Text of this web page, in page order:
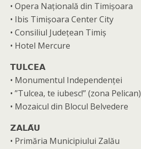
• Opera Națională din Timișoara
• Ibis Timișoara Center City
• Consiliul Județean Timiș
• Hotel Mercure
𝗧𝗨𝗟𝗖𝗘𝗔
• Monumentul Independenței
• ”Tulcea, te iubesc!” (zona Pelican)
• Mozaicul din Blocul Belvedere
𝗭𝗔𝗟𝗔̆𝗨
• Primăria Municipiului Zalău